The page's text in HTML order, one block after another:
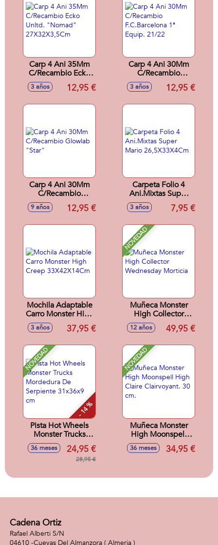
Carp 4 Ani 35Mm
C/Recambio Ecko
Unltd. "Nomad"
27X32X3,5Cm
3 años 12,95 €
Carp 4 Ani 30Mm
C/Recambio
F.C.Barcelona 1ª
Equip. 21/22
3 años 12,95 €
Carp 4 Ani 30Mm
C/Recambio
Glowlab "Star"
9 años 12,95 €
Carpeta Folio 4
Ani.Mixtas Super
Mario
26,5X33X4Cm
3 años 7,95 €
Mochila Adaptable
Carro Monster High
Creep
33X42X14Cm
3 años 37,95 €
NOVEDAD
Muñeca Monster
High Collector
Wednesday
Morticia
12 años 49,95 €
NOVEDAD
- 14 %
Pista Hot Wheels
Monster Trucks
Mordedura De
Serpiente 31x36x9
36 meses 24,95 €
28,95 €
NOVEDAD
Muñeca Monster
High Moonspell
High Claire
Clairvoyant. 30 cm.
36 meses 34,95 €
Cadena Ortiz
Rafael Alberti S/N
04610 -Cuevas Del Almanzora ( Almeria )